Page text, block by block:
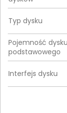
Typ dysku
Pojemność dysku
podstawowego
Interfejs dysku